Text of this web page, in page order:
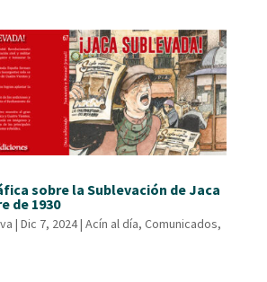
sobre la Sublevación de Jaca
de 1930
| Dic 7, 2024| Acín al día, Comunicados,